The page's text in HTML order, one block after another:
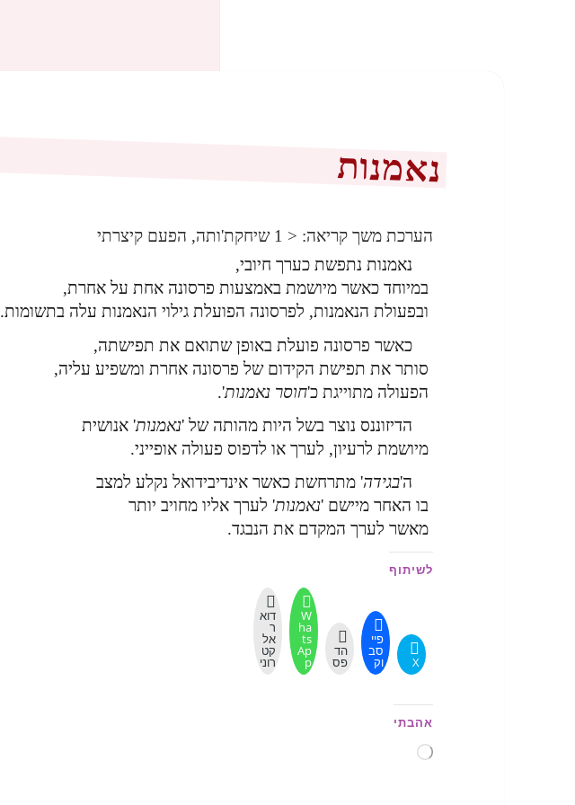
נאמנות
הערכת משך קריאה: < 1
שיחקת'ותה, הפעם קיצרתי
נאמנות נתפשת כערך חיובי,
במיוחד כאשר מיושמת באמצעות פרסונה אחת על אחרת,
ובפעולת הנאמנות, לפרסונה הפועלת גילוי הנאמנות עלה בתשומות.
כאשר פרסונה פועלת באופן שתואם את תפישתה,
סותר את תפישת הקידום של פרסונה אחרת ומשפיע עליה,
הפעולה מתוייגת כ'חוסר נאמנות'.
הדיזוננס נוצר בשל היות מהותה של 'נאמנות' אנושית
מיושמת לרעיון, לערך או לדפוס פעולה אופייני.
ה'בגידה' מתרחשת כאשר אינדיבידואל נקלע למצב
בו האחר מיישם 'נאמנות' לערך אליו מחויב יותר
מאשר לערך המקדם את הנבגד.
לשיתוף
X
פיי
סב
וק
הד
פס
W
ha
ts
Ap
p
דוא
ר
אל
קט
רוני
אהבתי
טוען...